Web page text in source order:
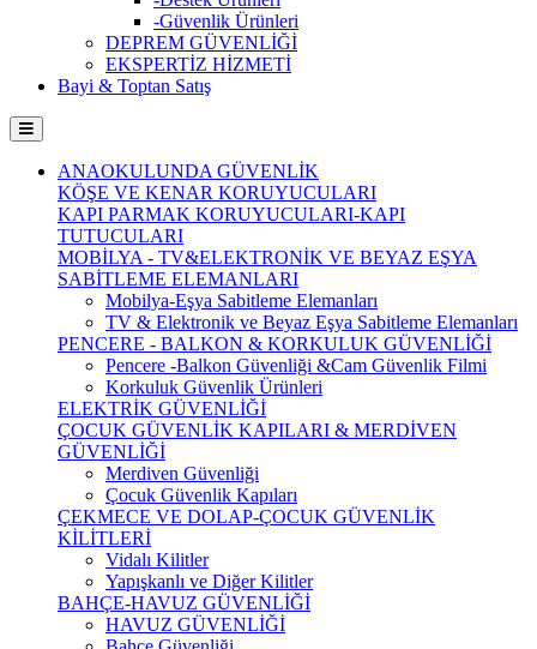
-Güvenlik Ürünleri
DEPREM GÜVENLİĞİ
EKSPERTİZ HİZMETİ
Bayi & Toptan Satış
ANAOKULUNDA GÜVENLİK
KÖŞE VE KENAR KORUYUCULARI
KAPI PARMAK KORUYUCULARI-KAPI
TUTUCULARI
MOBİLYA - TV&ELEKTRONİK VE BEYAZ EŞYA
SABİTLEME ELEMANLARI
Mobilya-Eşya Sabitleme Elemanları
TV & Elektronik ve Beyaz Eşya Sabitleme Elemanları
PENCERE - BALKON & KORKULUK GÜVENLİĞİ
Pencere -Balkon Güvenliği &Cam Güvenlik Filmi
Korkuluk Güvenlik Ürünleri
ELEKTRİK GÜVENLİĞİ
ÇOCUK GÜVENLİK KAPILARI & MERDİVEN
GÜVENLİĞİ
Merdiven Güvenliği
Çocuk Güvenlik Kapıları
ÇEKMECE VE DOLAP-ÇOCUK GÜVENLİK
KİLİTLERİ
Vidalı Kilitler
Yapışkanlı ve Diğer Kilitler
BAHÇE-HAVUZ GÜVENLİĞİ
HAVUZ GÜVENLİĞİ